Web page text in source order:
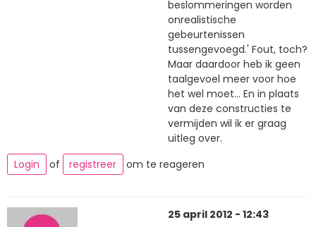
beslommeringen worden
onrealistische
gebeurtenissen
tussengevoegd.' Fout, toch?
Maar daardoor heb ik geen
taalgevoel meer voor hoe
het wel moet... En in plaats
van deze constructies te
vermijden wil ik er graag
uitleg over.
Login
of registreer om te reageren
25 april 2012 - 12:43